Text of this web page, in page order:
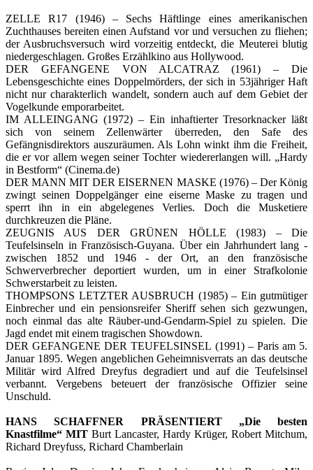
ZELLE R17 (1946) – Sechs Häftlinge eines amerikanischen
Zuchthauses bereiten einen Aufstand vor und versuchen zu fliehen;
der Ausbruchsversuch wird vorzeitig entdeckt, die Meuterei blutig
niedergeschlagen. Großes Erzählkino aus Hollywood.
DER GEFANGENE VON ALCATRAZ (1961) – Die
Lebensgeschichte eines Doppelmörders, der sich in 53jähriger Haft
nicht nur charakterlich wandelt, sondern auch auf dem Gebiet der
Vogelkunde emporarbeitet.
IM ALLEINGANG (1972) – Ein inhaftierter Tresorknacker läßt
sich von seinem Zellenwärter überreden, den Safe des
Gefängnisdirektors auszuräumen. Als Lohn winkt ihm die Freiheit,
die er vor allem wegen seiner Tochter wiedererlangen will. „Hardy
in Bestform“ (Cinema.de)
DER MANN MIT DER EISERNEN MASKE (1976) – Der König
zwingt seinen Doppelgänger eine eiserne Maske zu tragen und
sperrt ihn in ein abgelegenes Verlies. Doch die Musketiere
durchkreuzen die Pläne.
ZEUGNIS AUS DER GRÜNEN HÖLLE (1983) – Die
Teufelsinseln in Französisch-Guyana. Über ein Jahrhundert lang -
zwischen 1852 und 1946 - der Ort, an den französische
Schwerverbrecher deportiert wurden, um in einer Strafkolonie
Schwerstarbeit zu leisten.
THOMPSONS LETZTER AUSBRUCH (1985) – Ein gutmütiger
Einbrecher und ein pensionsreifer Sheriff sehen sich gezwungen,
noch einmal das alte Räuber-und-Gendarm-Spiel zu spielen. Die
Jagd endet mit einem tragischen Showdown.
DER GEFANGENE DER TEUFELSINSEL (1991) – Paris am 5.
Januar 1895. Wegen angeblichen Geheimnisverrats an das deutsche
Militär wird Alfred Dreyfus degradiert und auf die Teufelsinsel
verbannt. Vergebens beteuert der französische Offizier seine
Unschuld.
HANS SCHAFFNER PRÄSENTIERT „Die besten
Knastfilme“ MIT Burt Lancaster, Hardy Krüger, Robert Mitchum,
Richard Dreyfuss, Richard Chamberlain